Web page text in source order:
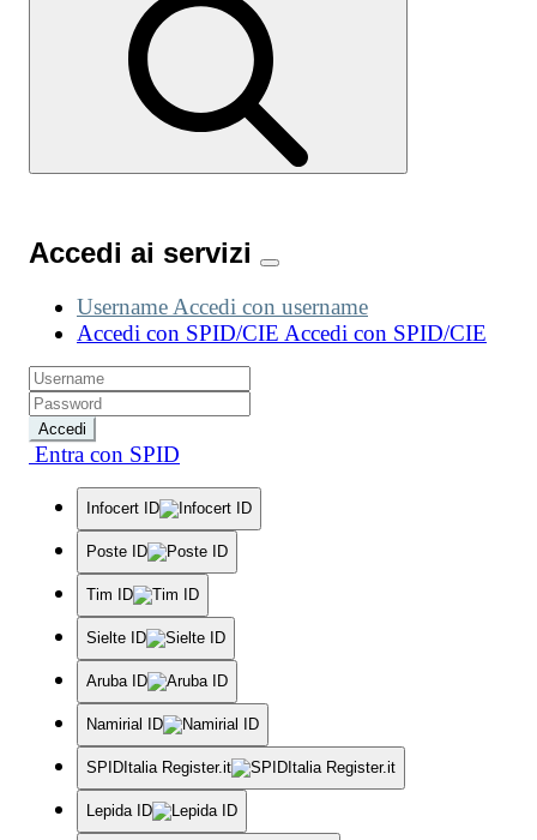
Accedi ai servizi
Username Accedi con username
Accedi con SPID/CIE Accedi con SPID/CIE
Accedi
Entra con SPID
Infocert ID
Poste ID
Tim ID
Sielte ID
Aruba ID
Namirial ID
SPIDItalia Register.it
Lepida ID